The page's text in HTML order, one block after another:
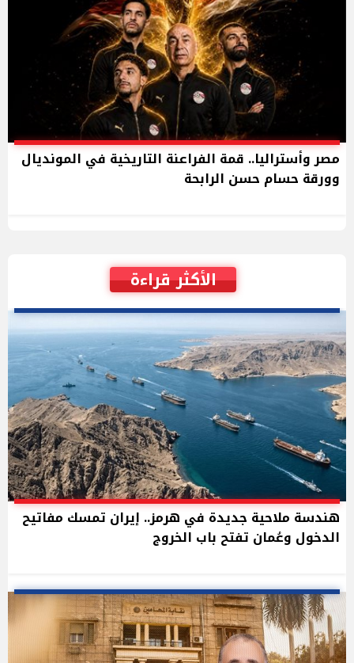
مصر وأستراليا.. قمة الفراعنة التاريخية في المونديال
وورقة حسام حسن الرابحة
الأكثر قراءة
هندسة ملاحية جديدة في هرمز.. إيران تمسك مفاتيح
الدخول وعُمان تفتح باب الخروج